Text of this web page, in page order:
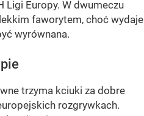
Ligi Europy. W dwumeczu
faworytem, choć wydaje
wyrównana.
trzyma kciuki za dobre
rozgrywkach.